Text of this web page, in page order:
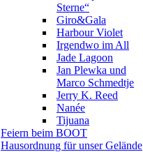
Sterne“
Giro&Gala
Harbour Violet
Irgendwo im All
Jade Lagoon
Jan Plewka und
Marco Schmedtje
Jerry K. Reed
Nanée
Tijuana
Feiern beim BOOT
Hausordnung für unser Gelände